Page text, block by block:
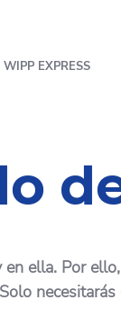
EXPRESS
ella. Por